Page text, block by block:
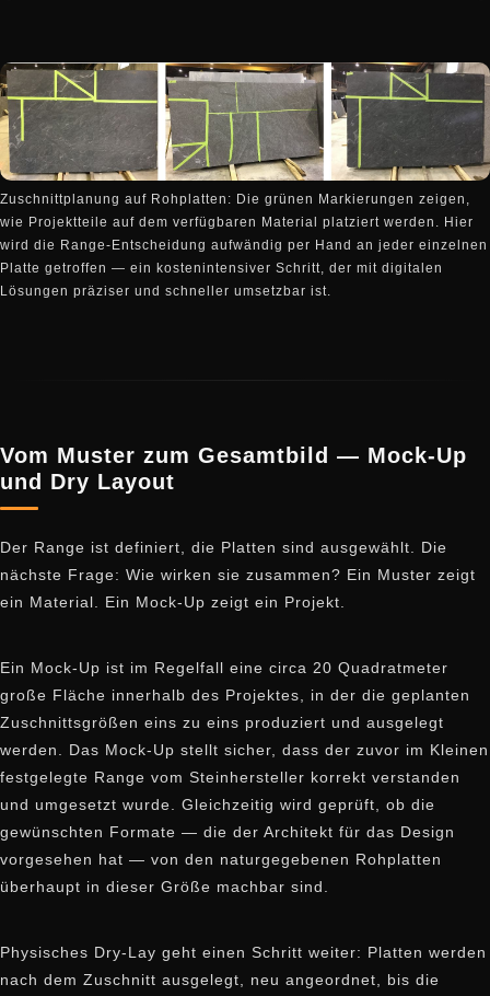
Zuschnittplanung auf Rohplatten: Die grünen Markierungen zeigen,
wie Projektteile auf dem verfügbaren Material platziert werden. Hier
wird die Range-Entscheidung aufwändig per Hand an jeder einzelnen
Platte getroffen — ein kostenintensiver Schritt, der mit digitalen
Lösungen präziser und schneller umsetzbar ist.
Vom Muster zum Gesamtbild — Mock-Up
und Dry Layout
Der Range ist definiert, die Platten sind ausgewählt. Die
nächste Frage: Wie wirken sie zusammen? Ein Muster zeigt
ein Material. Ein Mock-Up zeigt ein Projekt.
Ein Mock-Up ist im Regelfall eine circa 20 Quadratmeter
große Fläche innerhalb des Projektes, in der die geplanten
Zuschnittsgrößen eins zu eins produziert und ausgelegt
werden. Das Mock-Up stellt sicher, dass der zuvor im Kleinen
festgelegte Range vom Steinhersteller korrekt verstanden
und umgesetzt wurde. Gleichzeitig wird geprüft, ob die
gewünschten Formate — die der Architekt für das Design
vorgesehen hat — von den naturgegebenen Rohplatten
überhaupt in dieser Größe machbar sind.
Physisches Dry-Lay geht einen Schritt weiter: Platten werden
nach dem Zuschnitt ausgelegt, neu angeordnet, bis die